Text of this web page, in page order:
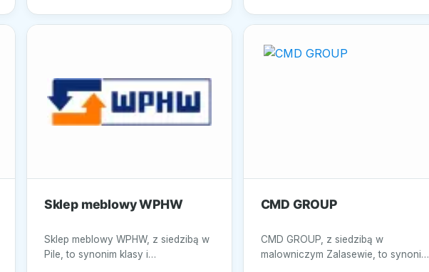
Sklep meblowy WPHW
Sklep meblowy WPHW, z siedzibą w
Pile, to synonim klasy i
CMD GROUP
CMD GROUP, z siedzibą w
malowniczym Zalasewie, to synonim